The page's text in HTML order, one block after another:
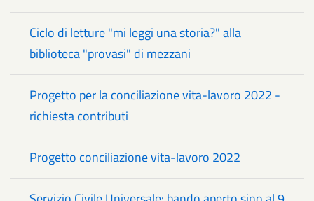
Ciclo di letture "mi leggi una storia?" alla
biblioteca "provasi" di mezzani
Progetto per la conciliazione vita-lavoro 2022 -
richiesta contributi
Progetto conciliazione vita-lavoro 2022